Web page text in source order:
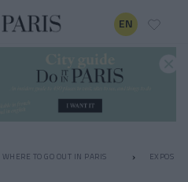
EN
WHERE TO GO OUT IN PARIS EXPOS